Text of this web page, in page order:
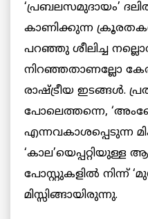
‘പ്രബലസമുദായം’
കാണിക്കുന്ന
പറഞ്ഞു ശീലിച്ച
നിറഞ്ഞതാണല്ലോ
രാഷ്ട്രീയ ഇടങ്ങൾ.
പോലെത്തന്നെ,
എന്നവകാശപ്പെടുന്ന
പോസ്റ്റുകളിൽ നിന്ന്
മിസ്സിങ്ങായിരുന്നു.